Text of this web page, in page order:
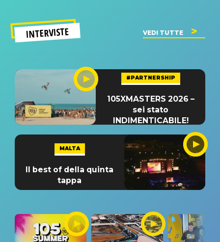
INTERVISTE VEDI TUTTE
#PARTNERSHIP
105XMASTERS 2026 –
sei stato
INDIMENTICABILE!
MALTA
Il best of della quinta
tappa